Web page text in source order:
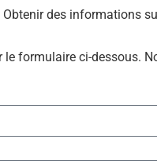
des informations
formulaire ci-dessous.